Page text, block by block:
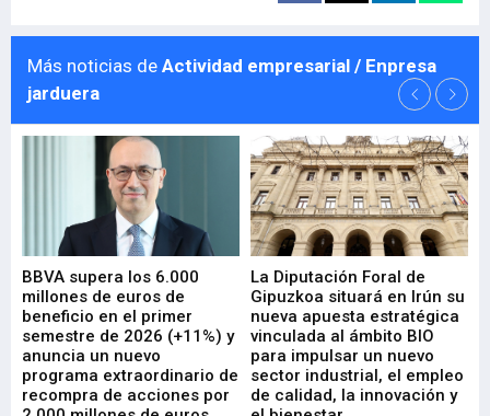
Más noticias de Actividad empresarial / Enpresa
jarduera
BBVA supera los 6.000
millones de euros de
beneficio en el primer
semestre de 2026 (+11%) y
anuncia un nuevo
programa extraordinario de
recompra de acciones por
La Diputación Foral de
Gipuzkoa situará en Irún su
nueva apuesta estratégica
vinculada al ámbito BIO
para impulsar un nuevo
sector industrial, el empleo
de calidad, la innovación y